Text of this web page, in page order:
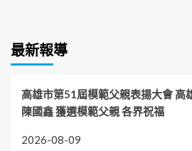
最新報導
高雄市第51屆模範父親表揚大會 高
陳國鑫 獲選模範父親 各界祝福
2026-08-09